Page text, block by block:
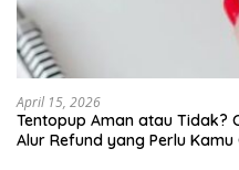
April 15, 2026
Tentopup Aman atau Tidak?
Alur Refund yang Perlu Kamu